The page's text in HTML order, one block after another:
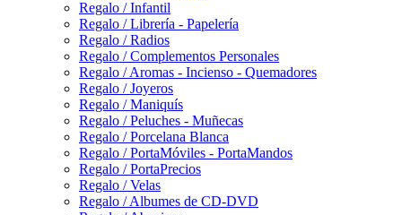
Regalo / Infantil
Regalo / Librería - Papelería
Regalo / Radios
Regalo / Complementos Personales
Regalo / Aromas - Incienso - Quemadores
Regalo / Joyeros
Regalo / Maniquís
Regalo / Peluches - Muñecas
Regalo / Porcelana Blanca
Regalo / PortaMóviles - PortaMandos
Regalo / PortaPrecios
Regalo / Velas
Regalo / Albumes de CD-DVD